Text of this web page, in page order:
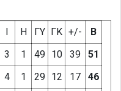
Ι Η ΓΥ ΓΚ +/-
Β
3 1 49 10 39
51
4 1 29 12 17 46